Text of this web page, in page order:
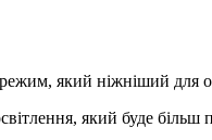
який ніжніший для
який буде